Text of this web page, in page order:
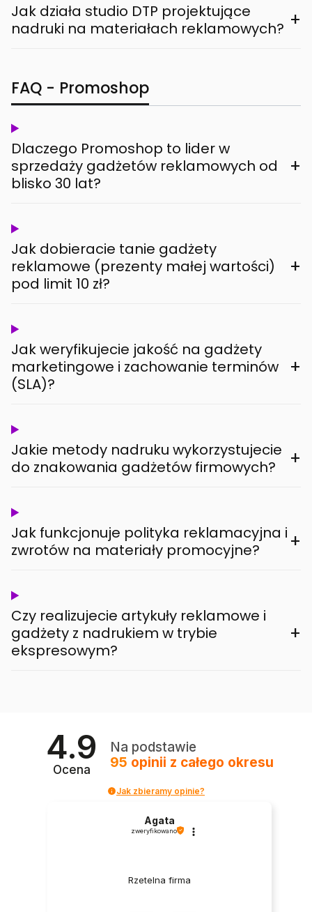
Jak działa studio DTP projektujące
nadruki na materiałach reklamowych? +
FAQ - Promoshop
Dlaczego Promoshop to lider w
sprzedaży gadżetów reklamowych od
blisko 30 lat?
+
Jak dobieracie tanie gadżety
reklamowe (prezenty małej wartości)
pod limit 10 zł?
+
Jak weryfikujecie jakość na gadżety
marketingowe i zachowanie terminów
(SLA)?
+
Jakie metody nadruku wykorzystujecie
do znakowania gadżetów firmowych?
+
Jak funkcjonuje polityka reklamacyjna i
zwrotów na materiały promocyjne?
+
Czy realizujecie artykuły reklamowe i
gadżety z nadrukiem w trybie
ekspresowym?
+
4.9
Ocena
Na podstawie
95 opinii z całego okresu
Jak zbieramy opinie?
Agata
zweryfikowano
Rzetelna firma